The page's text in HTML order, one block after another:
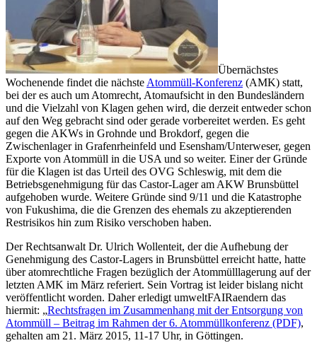
Übernächstes
Wochenende findet die nächsteAtommüll-Konferenz (AMK) statt,
bei der es auch um Atomrecht, Atomaufsicht in den Bundesländern
und die Vielzahl von Klagen gehen wird, die derzeit entweder schon
auf den Weg gebracht sind oder gerade vorbereitet werden. Es geht
gegen die AKWs in Grohnde und Brokdorf, gegen die
Zwischenlager in Grafenrheinfeld und Esensham/Unterweser, gegen
Exporte von Atommüll in die USA und so weiter. Einer der Gründe
für die Klagen ist das Urteil des OVG Schleswig, mit dem die
Betriebsgenehmigung für das Castor-Lager am AKW Brunsbüttel
aufgehoben wurde. Weitere Gründe sind 9/11 und die Katastrophe
von Fukushima, die die Grenzen des ehemals zu akzeptierenden
Restrisikos hin zum Risiko verschoben haben.
Der Rechtsanwalt Dr. Ulrich Wollenteit, der die Aufhebung der
Genehmigung des Castor-Lagers in Brunsbüttel erreicht hatte, hatte
über atomrechtliche Fragen bezüglich der Atommülllagerung auf der
letzten AMK im März referiert. Sein Vortrag ist leider bislang nicht
veröffentlicht worden. Daher erledigt umweltFAIRaendern das
hiermit: „Rechtsfragen im Zusammenhang mit der Entsorgung von
Atommüll – Beitrag im Rahmen der 6. Atommüllkonferenz (PDF),
gehalten am 21. März 2015, 11-17 Uhr, in Göttingen.